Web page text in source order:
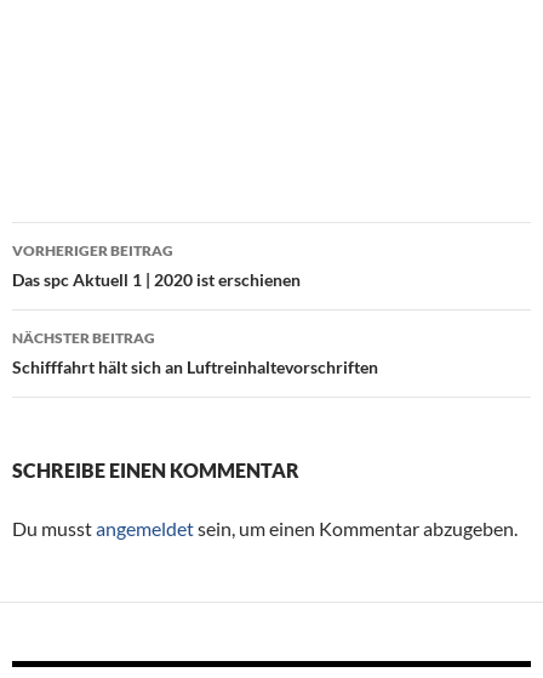
Beitragsnavigation
VORHERIGER BEITRAG
Das spc Aktuell 1 | 2020 ist erschienen
NÄCHSTER BEITRAG
Schifffahrt hält sich an Luftreinhaltevorschriften
SCHREIBE EINEN KOMMENTAR
Du musstangemeldetsein, um einen Kommentar abzugeben.